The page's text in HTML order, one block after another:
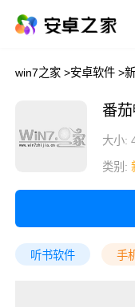
win7之家 >安卓软件 >
番
大小:
类别:
听书软件 手